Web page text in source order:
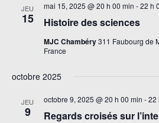
JEU
15 Histoire des sciences
mai 15, 2025 @ 20 h 00 min -22 h
MJC Chambéry311 Faubourg de
France
octobre 2025
JEU
9 Regards croisés sur
octobre 9, 2025 @ 20 h 00 min -22